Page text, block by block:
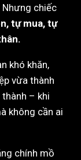
Nhưng chiếc
tự mua, tự
khó khăn,
vừa thành
– khi
không cần ai
chính mồ